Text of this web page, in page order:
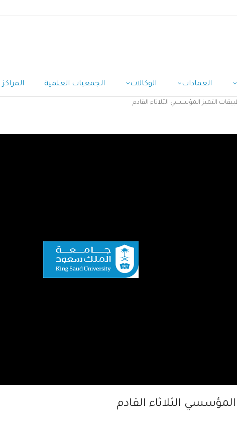
العمادات الوكالات الجمعيات العلمية المراكز
التميز المؤسسي الثلاثاء القادم
الثلاثاء القادم